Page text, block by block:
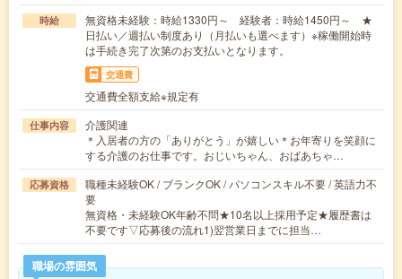
時給
無資格未経験：時給1330円～ 経験者：時給1450円～ ★
日払い／週払い制度あり（月払いも選べます）※稼働開始時
は手続き完了次第のお支払いとなります。
交通費
交通費全額支給※規定有
仕事内容
介護関連
＊入居者の方の「ありがとう」が嬉しい＊お年寄りを笑顔に
する介護のお仕事です。おじいちゃん、おばあちゃ…
応募資格
職種未経験OK / ブランクOK / パソコンスキル不要 / 英語力不
要
無資格・未経験OK年齢不問★10名以上採用予定★履歴書は
不要です▽応募後の流れ1)翌営業日までに担当…
職場の雰囲気